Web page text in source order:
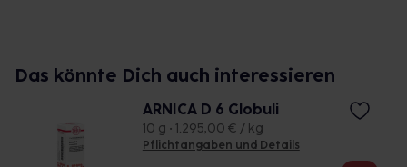
Das könnte Dich auch interessieren
ARNICA D 6 Globuli
10 g • 1.295,00 € / kg
Pflichtangaben und Details